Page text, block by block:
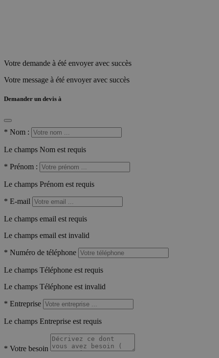
Votre demande à été envoyer avec succès
Votre message à été envoyer avec succès
Demander un devis à
* Nom :
Le champs Nom est requis
* Prénom :
Le champs Prénom est requis
* E-mail
Le champs email est requis
Le champs email est invalid
* Numéro de téléphone
Le champs Téléphone est requis
Le champs Téléphone est invalid
* Entreprise
Le champs Entreprise est requis
* Votre besoin